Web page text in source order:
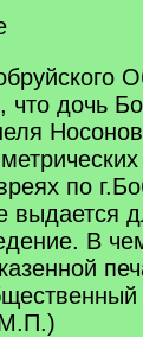
дочь
по
выдается
В